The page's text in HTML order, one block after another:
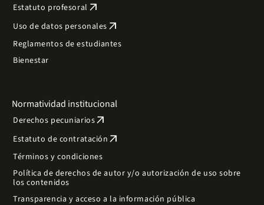
Estatuto profesoral arrow_outward
Uso de datos personales arrow_outward
Reglamentos de estudiantes
Bienestar
Normatividad institucional
Derechos pecuniariosarrow_outward
Estatuto de contratación arrow_outward
Términos y condiciones
Política de derechos de autor y/o autorización de uso sobre
los contenidos
Transparencia y acceso a la información pública